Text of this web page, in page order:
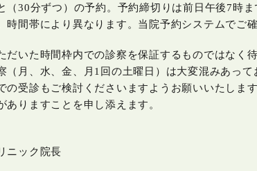
（30分ずつ）の予約。予約締切りは前日午後7時ま
時間帯により異なります。当院予約システムでご
だいた時間枠内での診察を保証するものではなく
（月、水、金、月1回の土曜日）は大変混みあっ
の受診もご検討くださいますようお願いいたしま
ありますことを申し添えます。
ニック院長